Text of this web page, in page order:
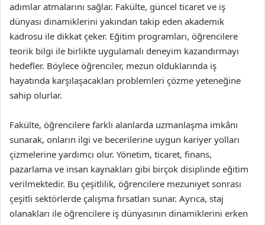
adımlar atmalarını sağlar. Fakülte, güncel ticaret ve iş
dünyası dinamiklerini yakından takip eden akademik
kadrosu ile dikkat çeker. Eğitim programları, öğrencilere
teorik bilgi ile birlikte uygulamalı deneyim kazandırmayı
hedefler. Böylece öğrenciler, mezun olduklarında iş
hayatında karşılaşacakları problemleri çözme yeteneğine
sahip olurlar.
Fakülte, öğrencilere farklı alanlarda uzmanlaşma imkânı
sunarak, onların ilgi ve becerilerine uygun kariyer yolları
çizmelerine yardımcı olur. Yönetim, ticaret, finans,
pazarlama ve insan kaynakları gibi birçok disiplinde eğitim
verilmektedir. Bu çeşitlilik, öğrencilere mezuniyet sonrası
çeşitli sektörlerde çalışma fırsatları sunar. Ayrıca, staj
olanakları ile öğrencilere iş dünyasının dinamiklerini erken